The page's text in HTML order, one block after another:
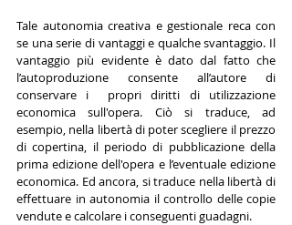
Tale autonomia creativa e gestionale reca con
se una serie di vantaggi e qualche svantaggio. Il
vantaggio più evidente è dato dal fatto che
l’autoproduzione consente all’autore di
conservare i  propri diritti di utilizzazione
economica sull'opera. Ciò si traduce, ad
esempio, nella libertà di poter scegliere il prezzo
di copertina, il periodo di pubblicazione della
prima edizione dell'opera e l’eventuale edizione
economica. Ed ancora, si traduce nella libertà di
effettuare in autonomia il controllo delle copie
vendute e calcolare i conseguenti guadagni.